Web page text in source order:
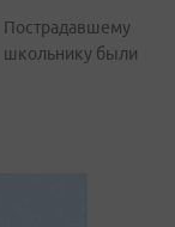
Пострадавшему
школьнику были